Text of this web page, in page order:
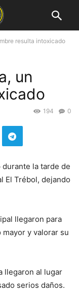
resulta intoxicado
un
0
194
la tarde de
El Trébol, dejando
llegaron para
y valorar su
llegaron al lugar
serios daños.